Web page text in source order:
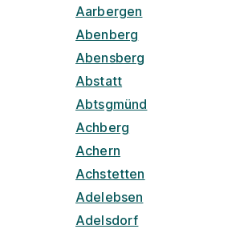
Aarbergen
Abenberg
Abensberg
Abstatt
Abtsgmünd
Achberg
Achern
Achstetten
Adelebsen
Adelsdorf